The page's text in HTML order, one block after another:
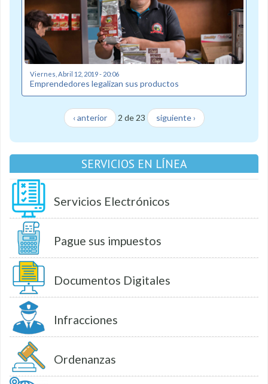
Viernes, Abril 12, 2019 - 20:06
Emprendedores legalizan sus productos
‹ anterior 2 de 23 siguiente ›
SERVICIOS EN LÍNEA
Servicios Electrónicos
Pague sus impuestos
Documentos Digitales
Infracciones
Ordenanzas